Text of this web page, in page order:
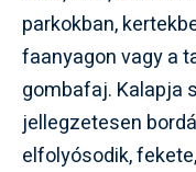
parkokban,
faanyagon vagy a
gombafaj. Kalapja
jellegzetesen
elfolyósodik,